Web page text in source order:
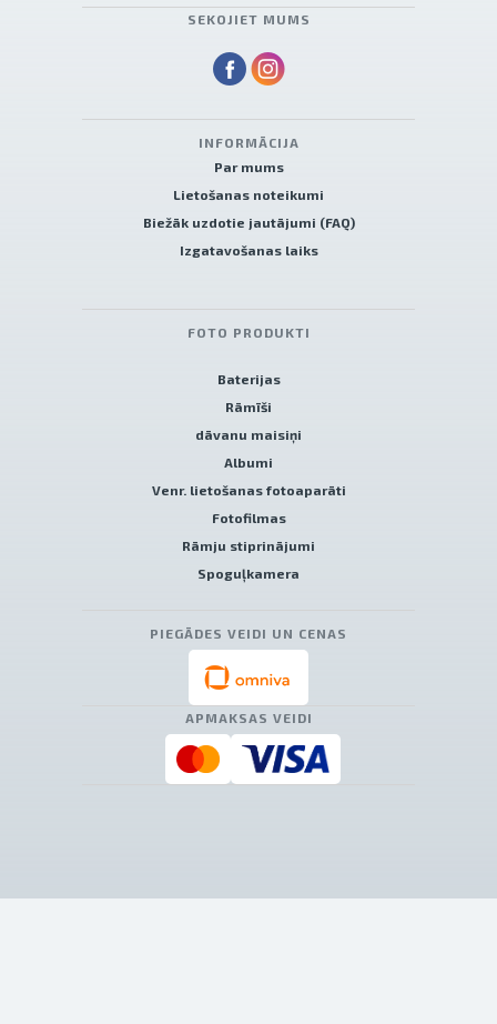
SEKOJIET MUMS
INFORMĀCIJA
Par mums
Lietošanas noteikumi
Biežāk uzdotie jautājumi (FAQ)
Izgatavošanas laiks
FOTO PRODUKTI
Baterijas
Rāmīši
dāvanu maisiņi
Albumi
Venr. lietošanas fotoaparāti
Fotofilmas
Rāmju stiprinājumi
Spoguļkamera
PIEGĀDES VEIDI UN CENAS
APMAKSAS VEIDI